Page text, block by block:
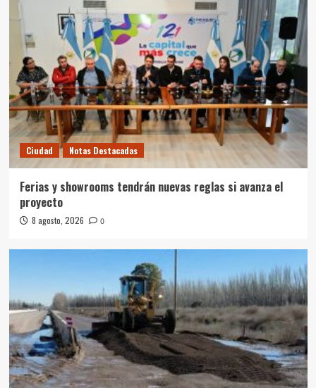
Ciudad Notas Destacadas
Ferias y showrooms tendrán nuevas reglas si avanza el
proyecto
8 agosto, 2026 0